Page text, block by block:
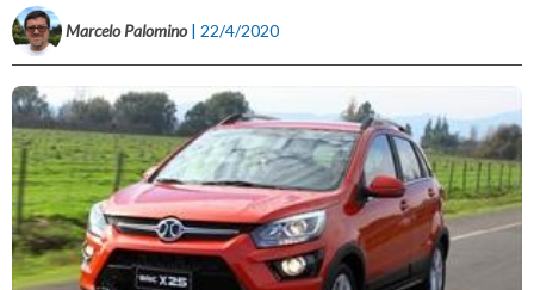
Marcelo Palomino | 22/4/2020